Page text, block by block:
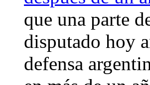
que una parte
disputado hoy
defensa